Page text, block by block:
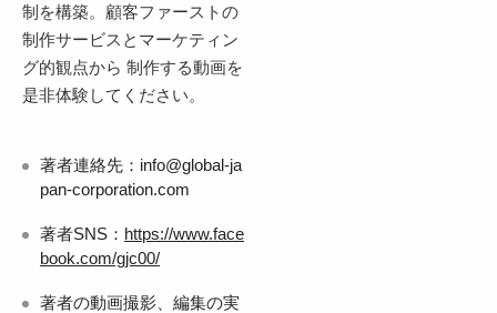
制を構築。顧客ファーストの
制作サービスとマーケティン
グ的観点から 制作する動画を
是非体験してください。
著者連絡先：info@global-ja
pan-corporation.com
著者SNS： https://www.face
book.com/gjc00/
著者の動画撮影、編集の実